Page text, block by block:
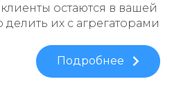
остаются в вашей
делить их с агрегаторами
Подробнее